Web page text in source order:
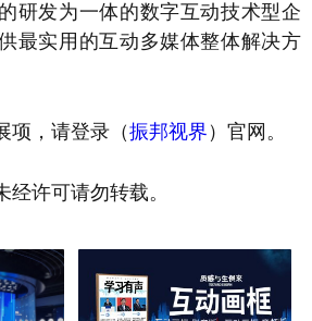
研发为一体的数字互动技术型企
最实用的互动多媒体整体解决方
项，请登录（振邦视界 ）官网。
许可请勿转载。